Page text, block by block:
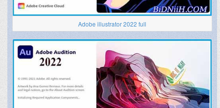
Adobe illustrator 2022 full